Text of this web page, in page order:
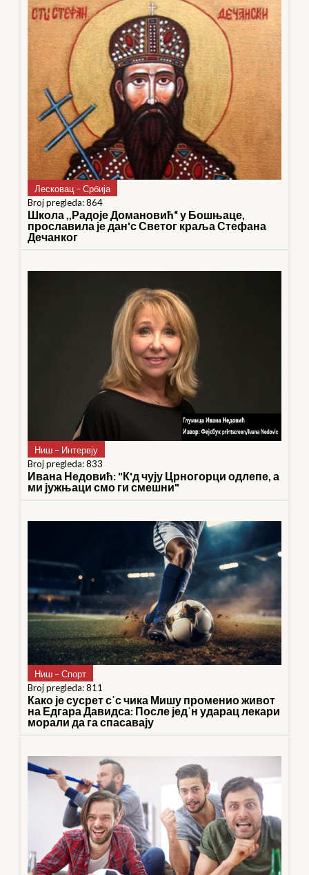
Лесковац – Србија
Broj pregleda: 864
Школа ,,Радоје Домановић“ у Бошњаце,
прославила је дан'с Светог краља Стефана
Дечанког
Ниш – Интервју
Broj pregleda: 833
Ивана Недовић: "К'д чују Црногорци одлепе, а
ми јужњаци смо ги смешни"
Ниш – Спорт
Broj pregleda: 811
Како је сусрет сʾс чика Мишу променио живот
на Едгара Давидса: После једʾн ударац лекари
морали да га спасавају